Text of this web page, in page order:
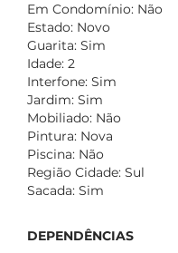
Em Condomínio: Não
Estado: Novo
Guarita: Sim
Idade: 2
Interfone: Sim
Jardim: Sim
Mobiliado: Não
Pintura: Nova
Piscina: Não
Região Cidade: Sul
Sacada: Sim
DEPENDÊNCIAS